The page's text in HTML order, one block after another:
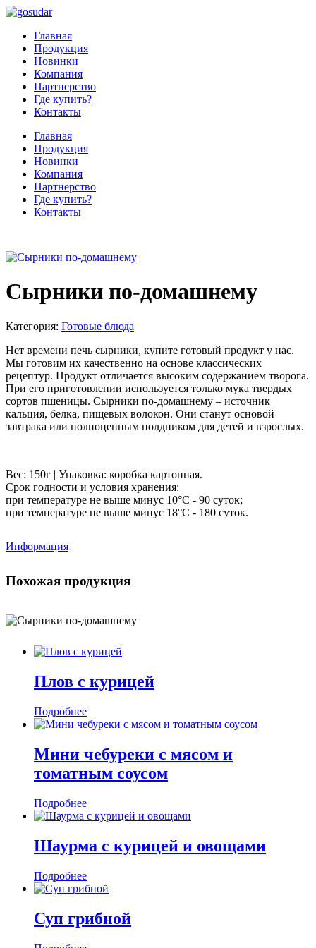
Главная
Продукция
Новинки
Компания
Партнерство
Где купить?
Контакты
Главная
Продукция
Новинки
Компания
Партнерство
Где купить?
Контакты
Сырники по-домашнему
Категория: Готовые блюда
Нет времени печь сырники, купите готовый продукт у нас.
Мы готовим их качественно на основе классических
рецептур. Продукт отличается высоким содержанием творога.
При его приготовлении используется только мука твердых
сортов пшеницы. Сырники по-домашнему – источник
кальция, белка, пищевых волокон. Они станут основой
завтрака или полноценным полдником для детей и взрослых.
Вес: 150г | Упаковка: коробка картонная.
Срок годности и условия хранения:
при температуре не выше минус 10°С - 90 суток;
при температуре не выше минус 18°С - 180 суток.
Информация
Похожая продукция
Плов с курицей
Подробнее
Мини чебуреки с мясом и
томатным соусом
Подробнее
Шаурма с курицей и овощами
Подробнее
Суп грибной